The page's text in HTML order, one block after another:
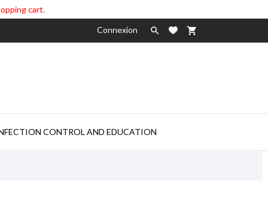
cart.
Connexion
 shopping_cart
CONTROL AND EDUCATION